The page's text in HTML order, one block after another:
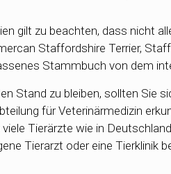
gilt zu beachten, dass nicht
Staffordshire Terrier,
Stammbuch von dem
Stand zu bleiben, sollten Sie
für Veterinärmedizin
Tierärzte wie in
Tierarzt oder eine Tierklinik